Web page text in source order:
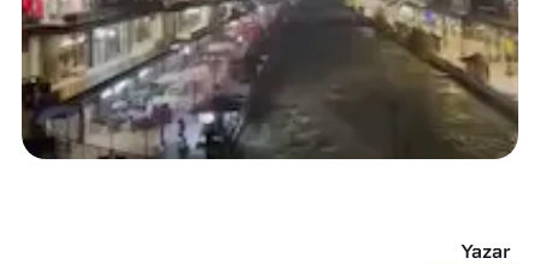
Yazar